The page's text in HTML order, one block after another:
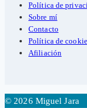
Política de
Sobre mí
Contacto
Política de
Afiliación
© 2026 Miguel Jara